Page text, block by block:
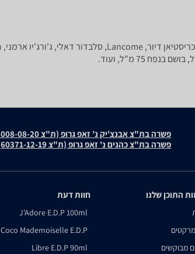
פשרה בת"צ אבנצ'יק נ' זאפ גרופ (ת"צ 23008-08-20)
פשרה בת"צ כהנים נ' זאפ גרופ (ת"צ 60371-12-19)
התוכן שלנו
מבוקשים
חוות דעת
J'Adore E.D.P 100ml
Coco Mademoiselle E.D.P
Libre E.D.P 90ml